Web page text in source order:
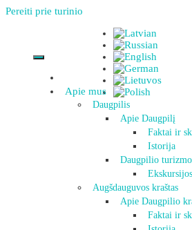
Pereiti prie turinio
Apie mus
Daugpilis
Apie Daugpilį
Faktai ir
Istorija
Daugpilio turizmo
Ekskursijos
Augšdauguvos kraštas
Apie Daugpilio
Faktai ir